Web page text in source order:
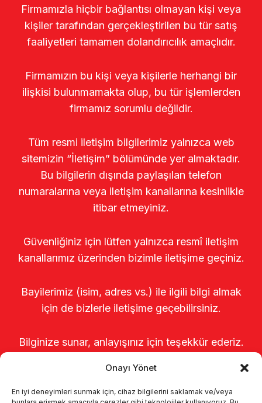
Onayı Yönet
En iyi deneyimleri sunmak için, cihaz bilgilerini saklamak ve/veya
Firmamızla hiçbir bağlantısı olmayan kişi veya
kişiler tarafından gerçekleştirilen bu tür satış
faaliyetleri tamamen dolandırıcılık amaçlıdır.
Firmamızın bu kişi veya kişilerle herhangi bir
ilişkisi bulunmamakta olup, bu tür işlemlerden
firmamız sorumlu değildir.
Tüm resmi iletişim bilgilerimiz yalnızca web
sitemizin “İletişim” bölümünde yer almaktadır.
Bu bilgilerin dışında paylaşılan telefon
numaralarına veya iletişim kanallarına kesinlikle
itibar etmeyiniz.
Güvenliğiniz için lütfen yalnızca resmî iletişim
kanallarımız üzerinden bizimle iletişime geçiniz.
Bayilerimiz (isim, adres vs.) ile ilgili bilgi almak
için de bizlerle iletişime geçebilirsiniz.
Bilginize sunar, anlayışınız için teşekkür ederiz.